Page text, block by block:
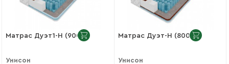
Матрас Дуэт1-Н (900)
Унисон
Матрас Дуэт-Н (800)
Унисон